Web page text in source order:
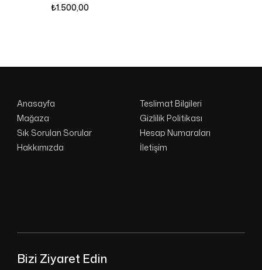
₺1.500,00
Bizi Ziyaret Edin
Anasayfa
Mağaza
Sık Sorulan Sorular
Hakkımızda
Teslimat Bilgileri
Gizlilik Politikası
Hesap Numaraları
İletişim